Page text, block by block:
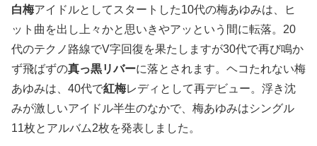
白梅アイドルとしてスタートした10代の梅あゆみは、ヒ
ット曲を出し上々かと思いきやアッという間に転落。20
代のテクノ路線でV字回復を果たしますが30代で再び鳴か
ず飛ばずの真っ黒リバーに落とされます。ヘコたれない梅
あゆみは、40代で紅梅レディとして再デビュー。浮き沈
みが激しいアイドル半生のなかで、梅あゆみはシングル
11枚とアルバム2枚を発表しました。